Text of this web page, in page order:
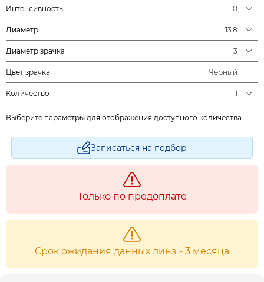
Интенсивность 0
Диаметр 13.8
Диаметр зрачка 3
Цвет зрачка Черный
Количество 1
Выберите параметры для отображения доступного количества
Записаться на подбор
Только по предоплате
Срок ожидания данных линз - 3 месяца